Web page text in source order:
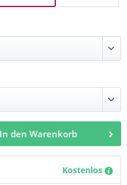
Wildbuche
99 Wildeiche
gewünschten
In den Warenkorb
Kostenlos